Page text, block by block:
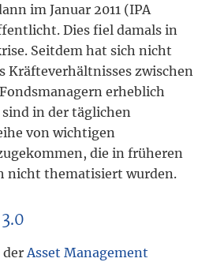
im Januar 2011 (IPA
Dies fiel damals in
Seitdem hat sich nicht
Kräfteverhältnisses zwischen
erheblich
in der täglichen
von wichtigen
die in früheren
nicht thematisiert wurden.
der Asset Management